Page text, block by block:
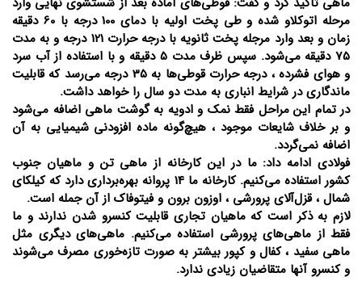
مرحله اتوکلاو شده و طی پخت اولیه با دمای 100 درجه با 60 دقیقه
زمان و بعد وارد مرجله پخت ثانویه با درجه حرارت 121 درجه و به مدت
75 دقیقه می‌شود. سپس ظرف مدت 5 دقیقه و با استفاده از آب سرد
و هوای فشرده ، درجه حرارت قوطی‌ها به 35 درجه می‌رسد که قابلیت
ماندگاری در شرایط انباری به مدت دو سال را خواهد داشت.
در تمام این مراحل فقط نمک و ادویه به گوشت ماهی اضافه می‌شود
و بر خلاف شایعات موجود ، هیچ‌گونه ماده افزودنی شیمیایی به آن
اضافه نمی‌گردد.
فولادی ادامه داد: ما در این کارخانه از ماهی تن و ماهیان جنوب
کشور استفاده می‌کنیم. کارخانه ما 14 پروانه بهره‌برداری دارد که کیلکای
شمال ، قزل‌آلای پرورشی ، اوزون برون و فیتو‌فاک از آن جمله است.
لازم به ذکر است که ماهیان تجاری قابلیت کنسرو شدن ندارند و ما
فقط از ماهی‌های پرورشی استفاده می‌کنیم. ماهی‌های دیگری مثل
ماهی سفید ، کفال و کپور بیشتر به صورت تازه‌خوری مصرف می‌شوند
و کنسرو آنها متقاضیان زیادی ندارد.